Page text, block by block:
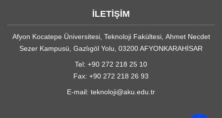
İLETİŞİM
Afyon Kocatepe Üniversitesi, Teknoloji Fakültesi, Ahmet Necdet
Sezer Kampusü, Gazlıgöl Yolu, 03200 AFYONKARAHİSAR
Tel: +90 272 218 25 10
Fax: +90 272 218 26 93
E-mail: teknoloji@aku.edu.tr